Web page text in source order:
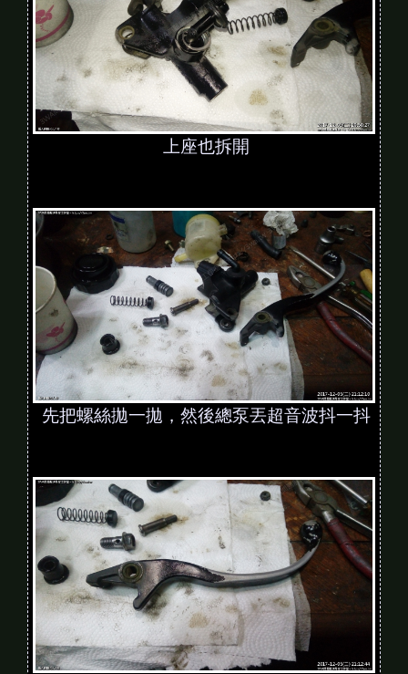
上座也拆開
先把螺絲拋一拋，然後總泵丟超音波抖一抖